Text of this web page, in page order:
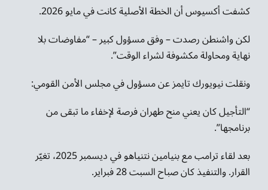
كشفت أكسيوس أن الخطة الأصلية كانت في مايو 2026.
لكن واشنطن رصدت – وفق مسؤول كبير – “مفاوضات بلا
نهاية ومحاولة مكشوفة لشراء الوقت”.
ونقلت نيويورك تايمز عن مسؤول في مجلس الأمن القومي:
“التأجيل كان يعني منح طهران فرصة لإخفاء ما تبقى من
برنامجها”.
بعد لقاء ترامب مع بنيامين نتنياهو في ديسمبر 2025، تغيّر
القرار. والتنفيذ كان صباح السبت 28 فبراير.